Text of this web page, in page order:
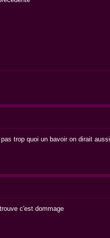
trop quoi un bavoir on dirait aussi
c'est dommage